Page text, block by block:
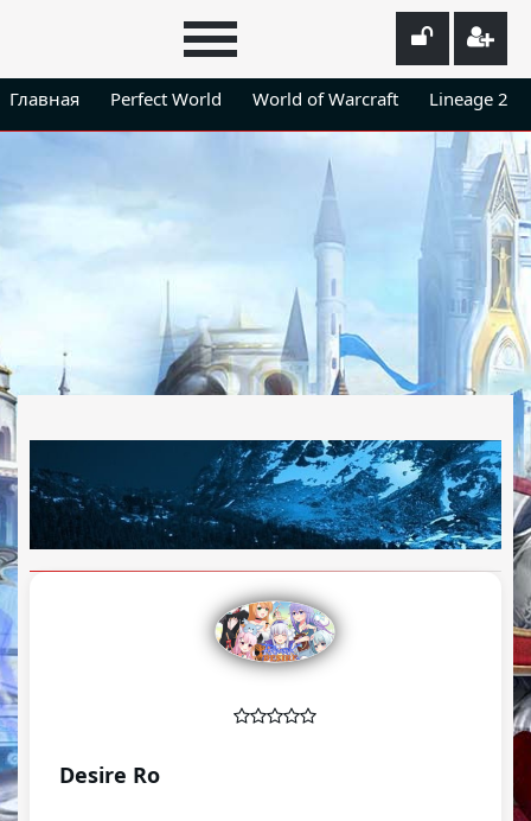
Главная Perfect World World of Warcraft Lineage 2
Desire Ro